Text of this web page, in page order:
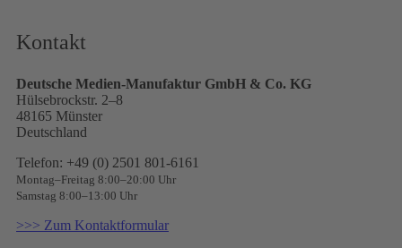
Kontakt
Deutsche Medien-Manufaktur GmbH & Co. KG
Hülsebrockstr. 2–8
48165 Münster
Deutschland
Telefon: +49 (0) 2501 801-6161
Montag–Freitag 8:00–20:00 Uhr
Samstag 8:00–13:00 Uhr
>>> Zum Kontaktformular